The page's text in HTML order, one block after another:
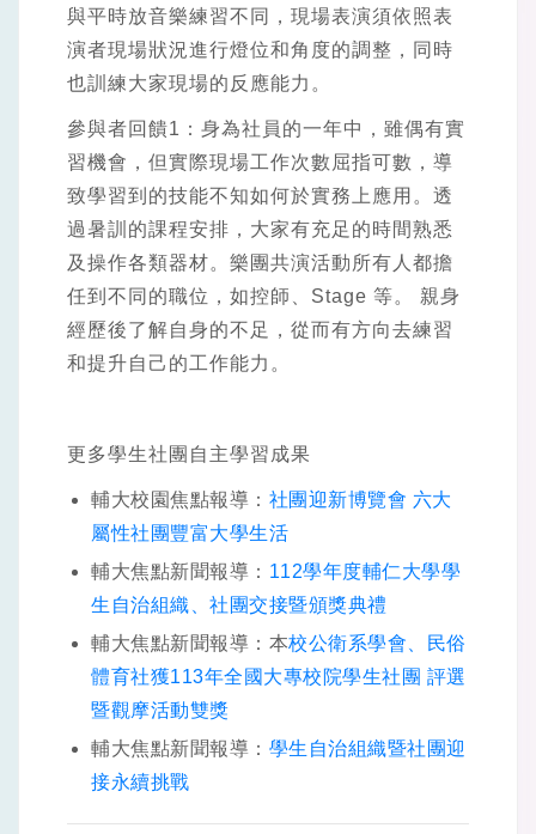
與平時放音樂練習不同，現場表演須依照表
演者現場狀況進行燈位和角度的調整，同時
也訓練大家現場的反應能力。
參與者回饋1：身為社員的一年中，雖偶有實
習機會，但實際現場工作次數屈指可數，導
致學習到的技能不知如何於實務上應用。透
過暑訓的課程安排，大家有充足的時間熟悉
及操作各類器材。樂團共演活動所有人都擔
任到不同的職位，如控師、Stage 等。 親身
經歷後了解自身的不足，從而有方向去練習
和提升自己的工作能力。
更多學生社團自主學習成果
輔大校園焦點報導： 社團迎新博覽會 六大
屬性社團豐富大學生活
輔大焦點新聞報導： 112學年度輔仁大學學
生自治組織、社團交接暨頒獎典禮
輔大焦點新聞報導：本校公衛系學會、民俗
體育社獲113年全國大專校院學生社團 評選
暨觀摩活動雙獎
輔大焦點新聞報導： 學生自治組織暨社團迎
接永續挑戰